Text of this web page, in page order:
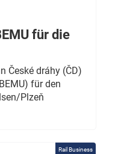
für die
České dráhy (ČD)
für den
Plzeň
Rail Business